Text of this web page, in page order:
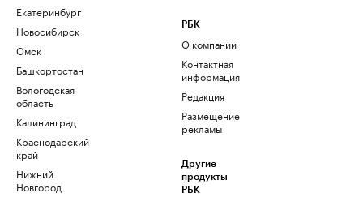
Екатеринбург
Новосибирск
Омск
Башкортостан
Вологодская
область
Калининград
Краснодарский
край
Нижний
Новгород
РБК
О компании
Контактная
информация
Редакция
Размещение
рекламы
Другие
продукты
РБК